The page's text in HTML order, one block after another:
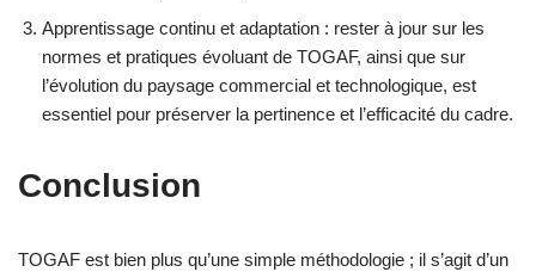
Apprentissage continu et adaptation : rester à jour sur les
normes et pratiques évoluant de TOGAF, ainsi que sur
l’évolution du paysage commercial et technologique, est
essentiel pour préserver la pertinence et l’efficacité du cadre.
Conclusion
TOGAF est bien plus qu’une simple méthodologie ; il s’agit d’un